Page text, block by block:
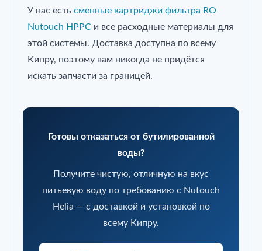
У нас есть сменные картриджи фильтра RO
Nutouch HPPC и все расходные материалы для
этой системы. Доставка доступна по всему
Кипру, поэтому вам никогда не придётся
искать запчасти за границей.
Готовы отказаться от бутилированной
воды?
Получите чистую, отличную на вкус
питьевую воду по требованию с Nutouch
Helia — с доставкой и установкой по
всему Кипру.